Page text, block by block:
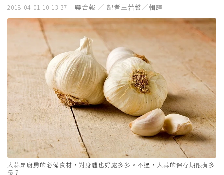
2018-04-01 10:13:37 聯合報 ／ 記者王若馨／輯譯
大蒜是廚房的必備食材，對身體也好處多多。不過，大蒜的保存期限有多
長？